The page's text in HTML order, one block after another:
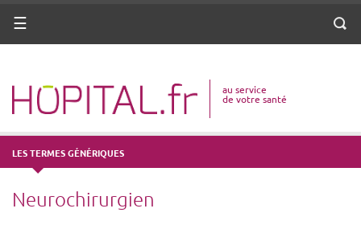
ANNUAIRE
VOTRE SANTÉ
DROITS & DÉMARCHES
MISSIONS
MÉTIERS
Menu
au service
de votre santé
LES TERMES GÉNÉRIQUES
Neurochirurgien